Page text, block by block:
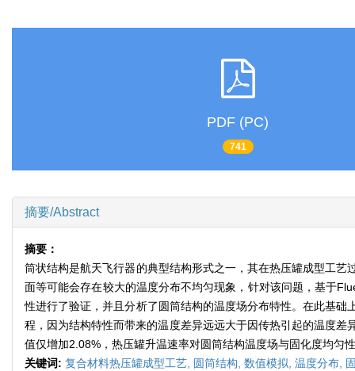
PDF (PC)
741
摘要/Abstract
摘要：
筒状结构是航天飞行器的典型结构形式之一，其在热压罐成型工
面等可能会存在较大的温度分布不均匀现象，针对该问题，基于
性进行了验证，并且分析了圆筒结构的温度场分布特性。在此基
程，因为结构特性而带来的温度差异远远大于因传热引起的温度
值仅增加2.08%，热压罐升温速率对圆筒结构温度场与固化度均匀
关键词: 复合材料热压罐成型工艺, 圆筒结构, 数值模拟, 温度分布,